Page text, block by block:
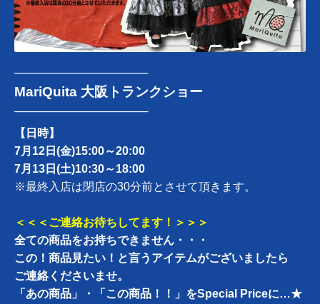
─────────────────
MariQuita 大阪トランクショー
─────────────────
【日時】
7月12日(金)15:00～20:00
7月13日(土)10:30～18:00
※最終入店は閉店の30分前とさせて頂きます。
＜＜＜ご連絡お待ちしてます！＞＞＞
全ての商品をお持ちできません・・・
この！商品見たい！と言うアイテムがございましたら
ご連絡くださいませ。
「あの商品」・「この商品！！」をSpecial Priceに…★